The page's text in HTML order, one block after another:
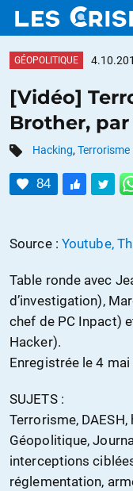
DOSSIERS
CATÉGORIES
CONTACTER
FAIRE UN
DON
GÉOPOLITIQUE
[Vidéo]
Brother,
Hacking, Terrorisme
84
Source : Youtube,
Table ronde avec
d’investigation),
chef de PC Inpact)
Hacker).
Enregistrée le 4
SUJETS :
Terrorisme,
Géopolitique,
interceptions
réglementation,